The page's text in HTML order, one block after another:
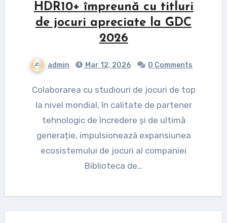
HDR10+ împreună cu titluri
de jocuri apreciate la GDC
2026
admin Mar 12, 2026 0 Comments
Colaborarea cu studiouri de jocuri de top
la nivel mondial, în calitate de partener
tehnologic de încredere și de ultimă
generație, impulsionează expansiunea
ecosistemului de jocuri al companiei
Biblioteca de…